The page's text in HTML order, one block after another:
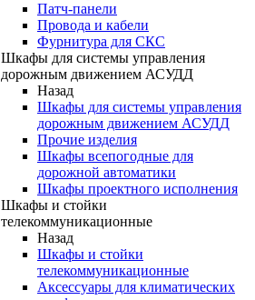
Патч-панели
Провода и кабели
Фурнитура для СКС
Шкафы для системы управления
дорожным движением АСУДД
Назад
Шкафы для системы управления
дорожным движением АСУДД
Прочие изделия
Шкафы всепогодные для
дорожной автоматики
Шкафы проектного исполнения
Шкафы и стойки
телекоммуникационные
Назад
Шкафы и стойки
телекоммуникационные
Аксессуары для климатических